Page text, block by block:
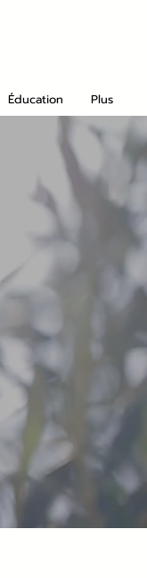
Éducation Plus